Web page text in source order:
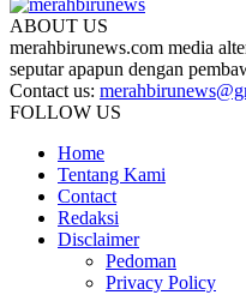
ABOUT US
merahbirunews.com media
seputar apapun dengan
Contact us:
FOLLOW US
Home
Tentang Kami
Contact
Redaksi
Disclaimer
Pedoman
Privacy Policy